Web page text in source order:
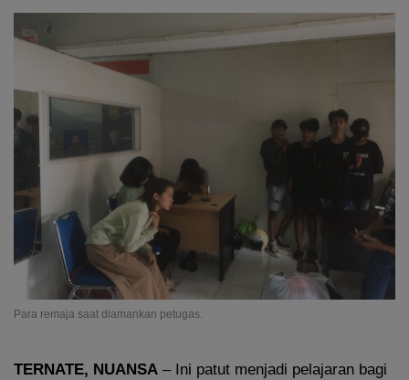
Para remaja saat diamankan petugas.
TERNATE, NUANSA – Ini patut menjadi pelajaran bagi